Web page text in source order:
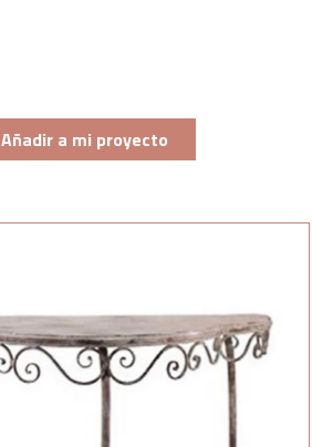
Añadir a mi proyecto